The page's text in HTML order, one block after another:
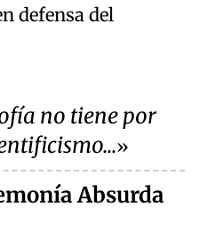
defensa del
no tiene por
Absurda